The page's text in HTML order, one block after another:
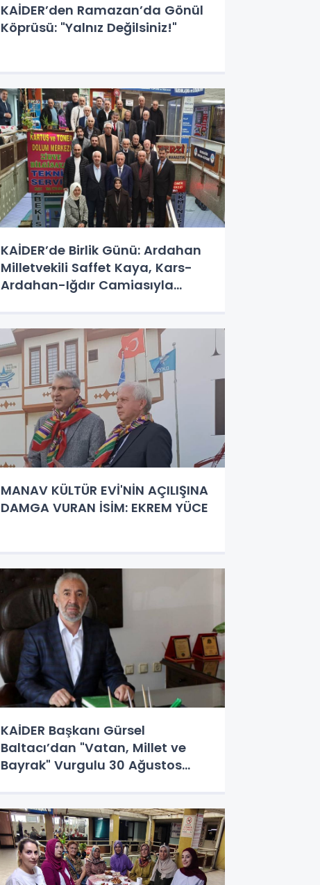
KAİDER’den Ramazan’da Gönül
Köprüsü: "Yalnız Değilsiniz!"
KAİDER’de Birlik Günü: Ardahan
Milletvekili Saffet Kaya, Kars-
Ardahan-Iğdır Camiasıyla
MANAV KÜLTÜR EVİ'NİN AÇILIŞINA
DAMGA VURAN İSİM: EKREM YÜCE
KAİDER Başkanı Gürsel
Baltacı’dan "Vatan, Millet ve
Bayrak" Vurgulu 30 Ağustos